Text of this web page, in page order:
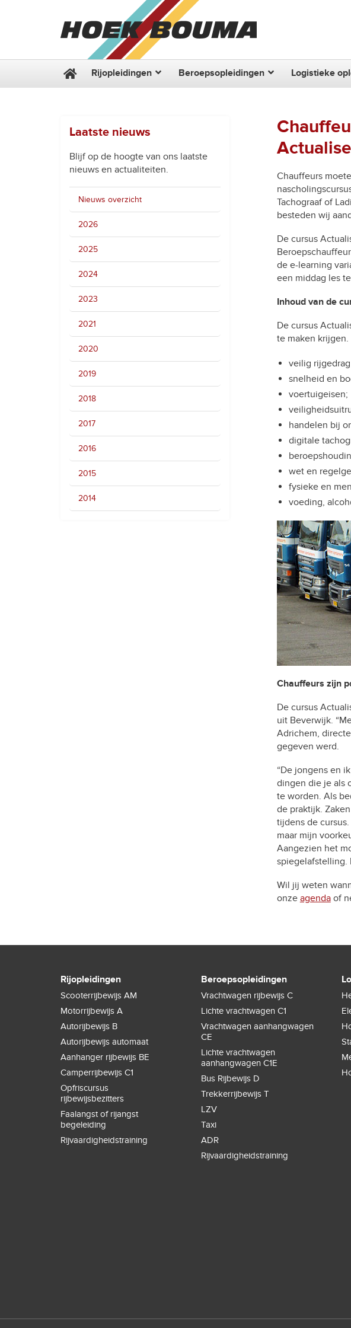
Rijopleidingen Beroepsopleidingen Logistieke
Chauffeurs
Tachograaf of
besteden wij
De cursus
de e-learning
een middag les
Inhoud van de
De cursus
te maken
veilig
snelheid en
voertuigeisen;
handelen bij
digitale
wet en
fysieke en
voeding,
Chauffeurs zijn
De cursus
uit Beverwijk.
Adrichem,
gegeven werd.
“De jongens en
dingen die je als
te worden. Als
de praktijk.
tijdens de
maar mijn
Aangezien het
spiegelafstelling.
Wil jij weten
onze agendaof
Laatste nieuws
Blijf op de hoogte van ons laatste
nieuws en actualiteiten.
Nieuws overzicht
2026
2025
2024
2023
2021
2020
2019
2018
2017
2016
2015
2014
Rijopleidingen
Scooterrijbewijs AM
Motorrijbewijs A
Autorijbewijs B
Autorijbewijs automaat
Aanhanger rijbewijs BE
Camperrijbewijs C1
Opfriscursus
rijbewijsbezitters
Faalangst of rijangst
begeleiding
Rijvaardigheidstraining
Beroepsopleidingen
Vrachtwagen rijbewijs C
Lichte vrachtwagen C1
Vrachtwagen aanhangwagen
CE
Lichte vrachtwagen
aanhangwagen C1E
Bus Rijbewijs D
Trekkerrijbewijs T
LZV
Taxi
ADR
Rijvaardigheidstraining